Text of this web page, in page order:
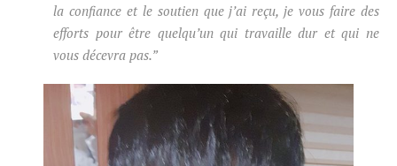
la confiance et le soutien que j’ai reçu, je vous faire des
efforts pour être quelqu’un qui travaille dur et qui ne
vous décevra pas.”